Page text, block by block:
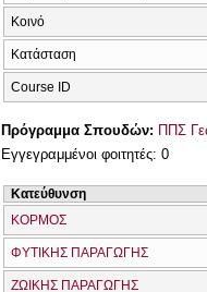
Κοινό
Κατάσταση
Course ID
Πρόγραμμα Σπουδών: ΠΠΣ
Εγγεγραμμένοι φοιτητές: 0
Κατεύθυνση
ΚΟΡΜΟΣ
ΦΥΤΙΚΗΣ ΠΑΡΑΓΩΓΗΣ
ΖΩΙΚΗΣ ΠΑΡΑΓΩΓΗΣ